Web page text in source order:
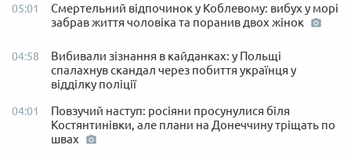
05:01
Смертельний відпочинок у Коблевому: вибух у морі
забрав життя чоловіка та поранив двох жінок
04:58
Вибивали зізнання в кайданках: у Польщі
спалахнув скандал через побиття українця у
відділку поліції
04:01
Повзучий наступ: росіяни просунулися біля
Костянтинівки, але плани на Донеччину тріщать по
швах